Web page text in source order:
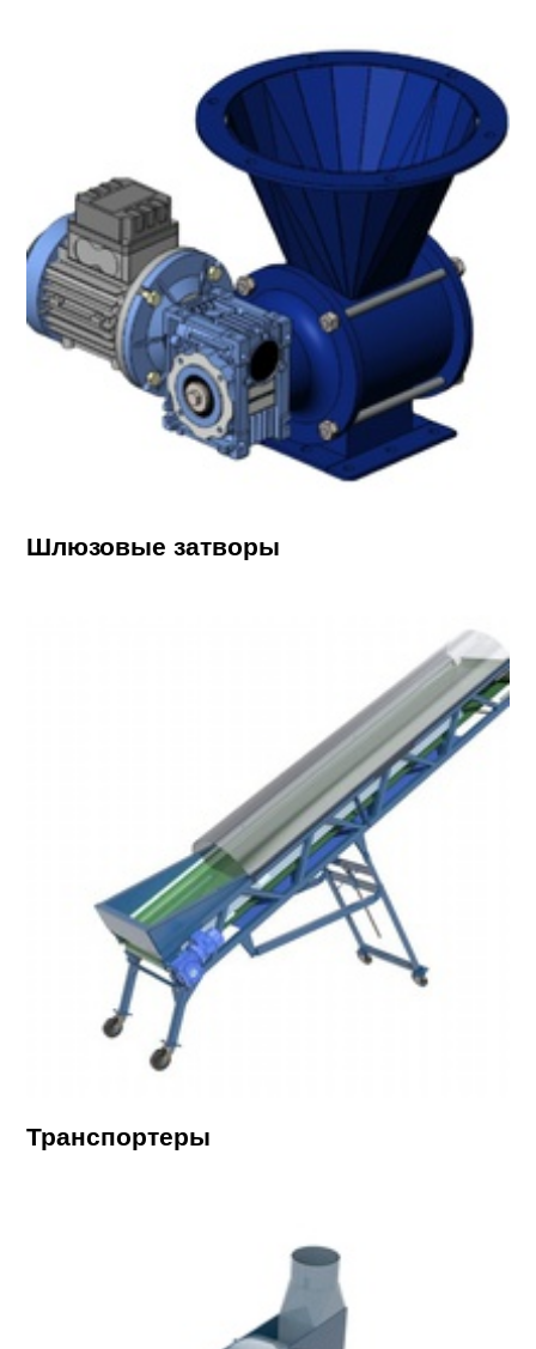
Шлюзовые затворы
Транспортеры